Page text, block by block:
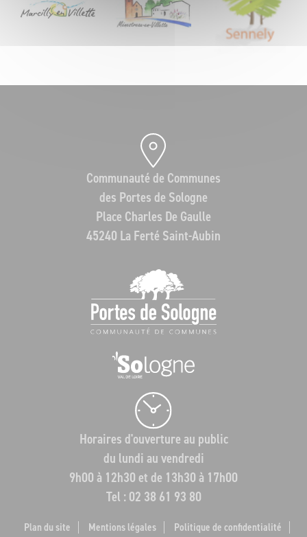
Communauté de Communes
des Portes de Sologne
Place Charles De Gaulle
45240 La Ferté Saint-Aubin
Horaires d'ouverture au public
du lundi au vendredi
9h00 à 12h30 et de 13h30 à 17h00
Tel : 02 38 61 93 80
Plan du site Mentions légales Politique de confidentialité